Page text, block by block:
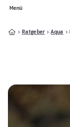
Menü
Ratgeber Aqua